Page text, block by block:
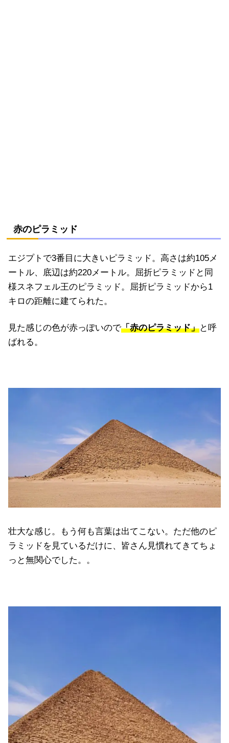
赤のピラミッド
エジプトで3番目に大きいピラミッド。高さは約105メ
ートル、底辺は約220メートル。屈折ピラミッドと同
様スネフェル王のピラミッド。屈折ピラミッドから1
キロの距離に建てられた。
見た感じの色が赤っぽいので「赤のピラミッド」と呼
ばれる。
壮大な感じ。もう何も言葉は出てこない。ただ他のピ
ラミッドを見ているだけに、皆さん見慣れてきてちょ
っと無関心でした。。